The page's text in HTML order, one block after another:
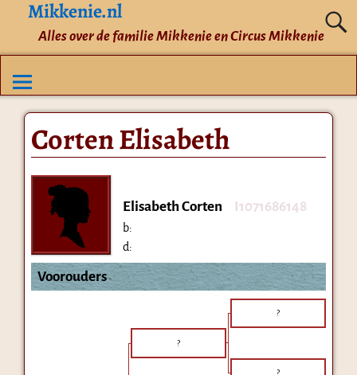
Mikkenie.nl
Alles over de familie Mikkenie en Circus Mikkenie
Corten Elisabeth
Elisabeth Corten I1071686148
b:
d:
Voorouders
?
?
?